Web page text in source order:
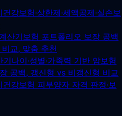
건강보험·상한제·세액공제·실손보
산기보험 포트폴리오 보장 공백
교, 맞춤 추천
기나이·성별·가족력 기반 암보험
공백, 갱신형 vs 비갱신형 비교
건강보험 피부양자 자격 판정·보